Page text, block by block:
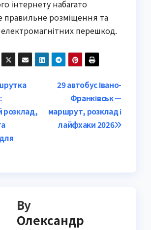
інтернету набагато
правильне розміщення та
електромагнітних перешкод.
29 автобус Івано-
Франківськ —
маршрут, розклад і
лайфхаки 2026
розклад,
By
Олександр